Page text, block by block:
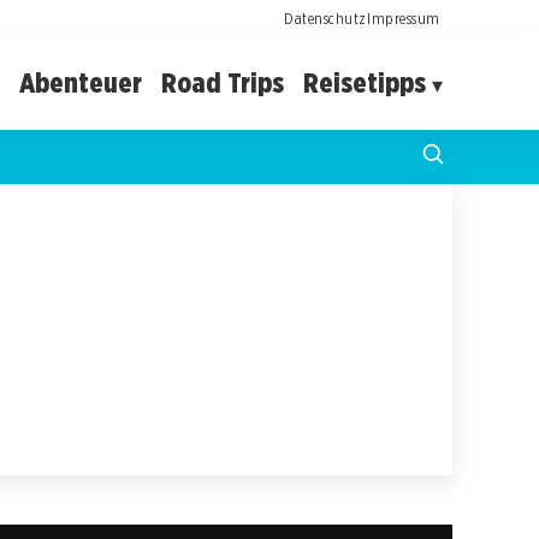
DatenschutzImpressum
Abenteuer Road Trips Reisetipps